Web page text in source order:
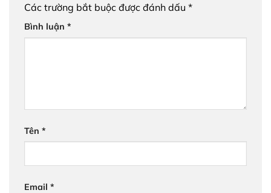
Các trường bắt buộc được đánh dấu *
Bình luận *
Tên *
Email *